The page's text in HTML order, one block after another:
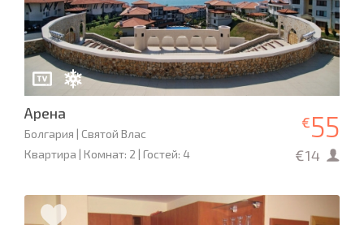
Арена
Болгария | Святой Влас
Квартира | Комнат: 2 | Гостей: 4
€55
€14